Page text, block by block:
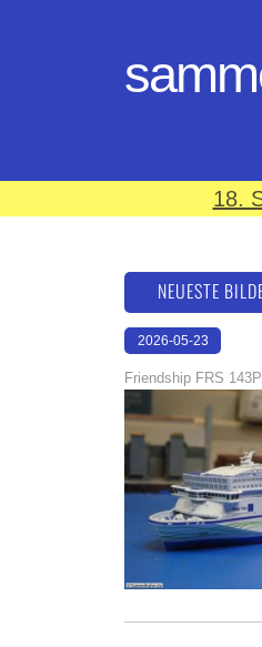
18.
NEUESTE
2026-05-23
Friendship FRS